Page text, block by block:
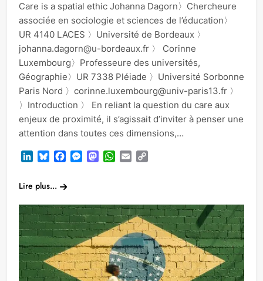
Care is a spatial ethic Johanna Dagorn〉Chercheure
associée en sociologie et sciences de l’éducation〉
UR 4140 LACES 〉Université de Bordeaux 〉
johanna.dagorn@u-bordeaux.fr 〉 Corinne
Luxembourg〉Professeure des universités,
Géographie〉UR 7338 Pléiade 〉Université Sorbonne
Paris Nord 〉corinne.luxembourg@univ-paris13.fr 〉
〉Introduction 〉 En reliant la question du care aux
enjeux de proximité, il s’agissait d’inviter à penser une
attention dans toutes ces dimensions,…
LinkedInBlueskyFacebook
Messenger
Mastodon
WhatsApp
Email
Lire plus...